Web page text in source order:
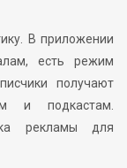
В приложении
есть режим
получают
и подкастам.
рекламы для